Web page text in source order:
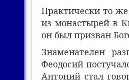
Практически то
из монастырей в
он был призван
Знаменателен
Феодосий
Антоний стал